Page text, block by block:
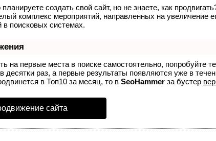
создать свой сайт, но не знаете, как
комплекс мероприятий, направленных на увеличение
в поисковых системах.
на первые места в поиске самостоятельно, попробуйте
десятки раз, а первые результаты появляются уже в
в Топ10 за месяц, то в SeoHammer за бустер
сайта